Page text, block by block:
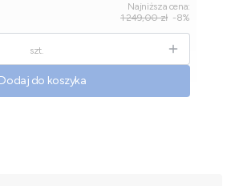
Najniższa cena:
1 249,00 zł -8%
szt.
Dodaj do koszyka